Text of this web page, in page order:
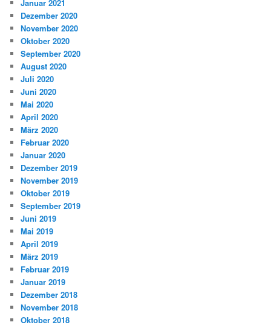
Januar 2021
Dezember 2020
November 2020
Oktober 2020
September 2020
August 2020
Juli 2020
Juni 2020
Mai 2020
April 2020
März 2020
Februar 2020
Januar 2020
Dezember 2019
November 2019
Oktober 2019
September 2019
Juni 2019
Mai 2019
April 2019
März 2019
Februar 2019
Januar 2019
Dezember 2018
November 2018
Oktober 2018